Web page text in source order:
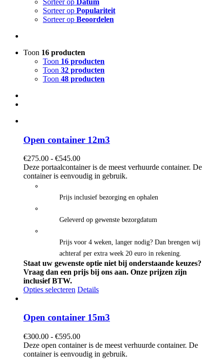
Sorteer op Datum
Sorteer op Populariteit
Sorteer op Beoordelen
Toon 16 producten
Toon 16 producten
Toon 32 producten
Toon 48 producten
Open container 12m3
€275.00 - €545.00Prijsklasse:
€275.00
tot
Deze portaalcontainer is de meest verhuurde container. De
container is eenvoudig in gebruik.
Prijs inclusief bezorging en ophalen
Geleverd op gewenste bezorgdatum
Prijs voor 4 weken, langer nodig? Dan brengen wij
achteraf per extra week 20 euro in rekening.
Staat uw gewenste optie niet bij onderstaande keuzes?
Vraag dan een prijs bij ons aan. Onze prijzen zijn
inclusief BTW.
Opties selecteren Details
Open container 15m3
€300.00 - €595.00Prijsklasse:
€300.00
tot
Deze open container is de meest verhuurde container. De
container is eenvoudig in gebruik.